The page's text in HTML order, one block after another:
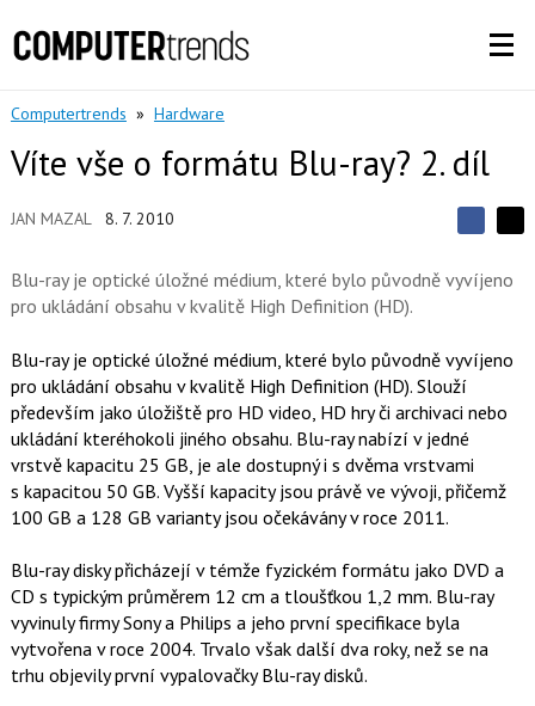
Computertrends » Hardware
Víte vše o formátu Blu-ray? 2. díl
JAN MAZAL 8. 7. 2010
S
í
e
t
S
l
e
F
e
b
í
e
Blu-ray je optické úložné médium, které bylo původně vyvíjeno
pro ukládání obsahu v kvalitě High Definition (HD).
Blu-ray je optické úložné médium, které bylo původně vyvíjeno
pro ukládání obsahu v kvalitě High Definition (HD). Slouží
především jako úložiště pro HD video, HD hry či archivaci nebo
ukládání kteréhokoli jiného obsahu. Blu-ray nabízí v jedné
vrstvě kapacitu 25 GB, je ale dostupný i s dvěma vrstvami
s kapacitou 50 GB. Vyšší kapacity jsou právě ve vývoji, přičemž
100 GB a 128 GB varianty jsou očekávány v roce 2011.
Blu-ray disky přicházejí v témže fyzickém formátu jako DVD a
CD s typickým průměrem 12 cm a tloušťkou 1,2 mm. Blu-ray
vyvinuly firmy Sony a Philips a jeho první specifikace byla
vytvořena v roce 2004. Trvalo však další dva roky, než se na
trhu objevily první vypalovačky Blu-ray disků.